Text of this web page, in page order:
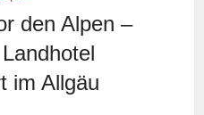
den Alpen –
im Allgäu